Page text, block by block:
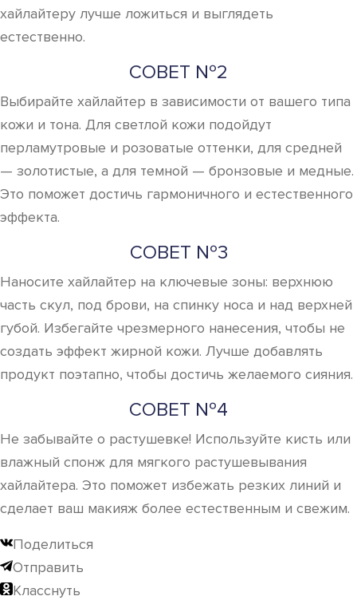
хайлайтеру лучше ложиться и выглядеть
естественно.
СОВЕТ №2
Выбирайте хайлайтер в зависимости от вашего типа
кожи и тона. Для светлой кожи подойдут
перламутровые и розоватые оттенки, для средней
— золотистые, а для темной — бронзовые и медные.
Это поможет достичь гармоничного и естественного
эффекта.
СОВЕТ №3
Наносите хайлайтер на ключевые зоны: верхнюю
часть скул, под брови, на спинку носа и над верхней
губой. Избегайте чрезмерного нанесения, чтобы не
создать эффект жирной кожи. Лучше добавлять
продукт поэтапно, чтобы достичь желаемого сияния.
СОВЕТ №4
Не забывайте о растушевке! Используйте кисть или
влажный спонж для мягкого растушевывания
хайлайтера. Это поможет избежать резких линий и
сделает ваш макияж более естественным и свежим.
Поделиться
Отправить
Класснуть